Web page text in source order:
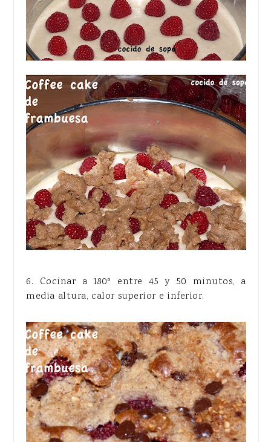
6. Cocinar a 180º entre 45 y 50 minutos, a
media altura, calor superior e inferior.